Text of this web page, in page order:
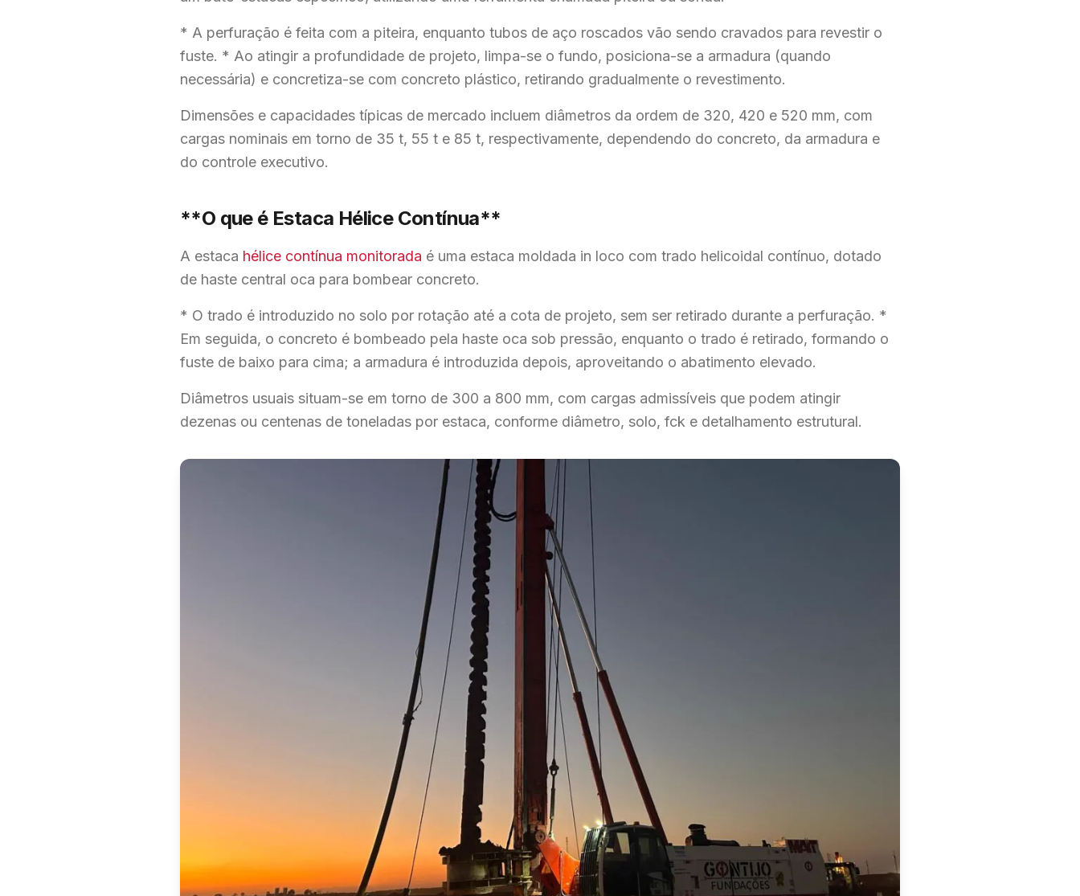
* A perfuração é feita com a piteira, enquanto tubos de aço roscados vão sendo cravados para revestir o
fuste. * Ao atingir a profundidade de projeto, limpa-se o fundo, posiciona-se a armadura (quando
necessária) e concretiza-se com concreto plástico, retirando gradualmente o revestimento.
Dimensões e capacidades típicas de mercado incluem diâmetros da ordem de 320, 420 e 520 mm, com
cargas nominais em torno de 35 t, 55 t e 85 t, respectivamente, dependendo do concreto, da armadura e
do controle executivo.
**O que é Estaca Hélice Contínua**
A estaca hélice contínua monitorada é uma estaca moldada in loco com trado helicoidal contínuo, dotado
de haste central oca para bombear concreto.
* O trado é introduzido no solo por rotação até a cota de projeto, sem ser retirado durante a perfuração. *
Em seguida, o concreto é bombeado pela haste oca sob pressão, enquanto o trado é retirado, formando o
fuste de baixo para cima; a armadura é introduzida depois, aproveitando o abatimento elevado.
Diâmetros usuais situam-se em torno de 300 a 800 mm, com cargas admissíveis que podem atingir
dezenas ou centenas de toneladas por estaca, conforme diâmetro, solo, fck e detalhamento estrutural.